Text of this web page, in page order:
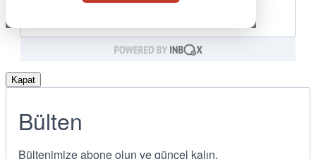
Kapat